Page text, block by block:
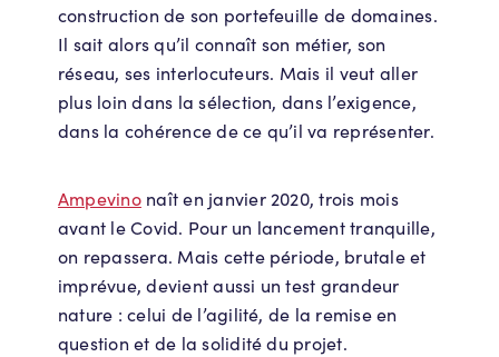
construction de son portefeuille de domaines.
Il sait alors qu’il connaît son métier, son
réseau, ses interlocuteurs. Mais il veut aller
plus loin dans la sélection, dans l’exigence,
dans la cohérence de ce qu’il va représenter.
Ampevinonaît en janvier 2020, trois mois
avant le Covid. Pour un lancement tranquille,
on repassera. Mais cette période, brutale et
imprévue, devient aussi un test grandeur
nature : celui de l’agilité, de la remise en
question et de la solidité du projet.